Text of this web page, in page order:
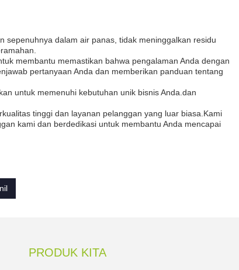
sepenuhnya dalam air panas, tidak meninggalkan residu
membantu memastikan bahwa pengalaman Anda dengan
pertanyaan Anda dan memberikan panduan tentang
untuk memenuhi kebutuhan unik bisnis Anda.dan
tinggi dan layanan pelanggan yang luar biasa.Kami
kami dan berdedikasi untuk membantu Anda mencapai
PRODUK KITA